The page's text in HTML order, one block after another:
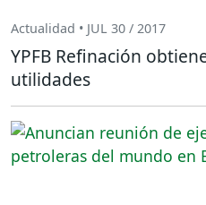
Actualidad • JUL 30 / 2017
YPFB Refinación
utilidades